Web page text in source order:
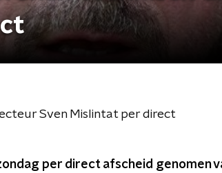
Sven Mislintat per direct
per direct afscheid genomen